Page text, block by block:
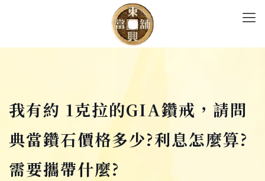
我有約 1克拉的GIA鑽戒，請問
典當鑽石價格多少?利息怎麼算?
需要攜帶什麼?